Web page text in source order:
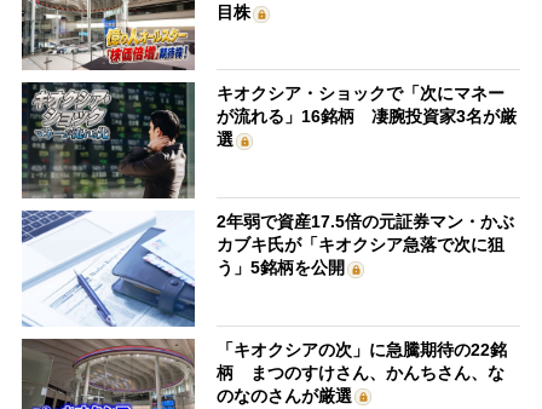
目株
キオクシア・ショックで「次にマネー
が流れる」16銘柄 凄腕投資家3名が厳
選
2年弱で資産17.5倍の元証券マン・かぶ
カブキ氏が「キオクシア急落で次に狙
う」5銘柄を公開
「キオクシアの次」に急騰期待の22銘
柄 まつのすけさん、かんちさん、な
のなのさんが厳選